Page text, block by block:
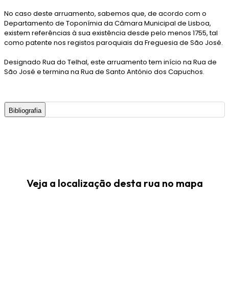
No caso deste arruamento, sabemos que, de acordo com o
Departamento de Toponímia da Câmara Municipal de Lisboa,
existem referências à sua existência desde pelo menos 1755, tal
como patente nos registos paroquiais da Freguesia de São José.
Designado Rua do Telhal, este arruamento tem início na Rua de
São José e termina na Rua de Santo António dos Capuchos.
Bibliografia
Veja a localização desta rua no mapa